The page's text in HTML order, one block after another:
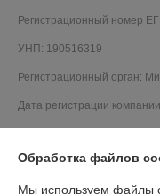
Регистрационный номер
УНП: 190516319
Регистрационный орган:
Дата регистрации
Обработка файлов
Мы используем файлы